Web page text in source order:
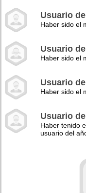
Usuario
Haber sido el
Usuario
Haber sido el
Usuario
Haber sido el
Usuario
Haber tenido
usuario del